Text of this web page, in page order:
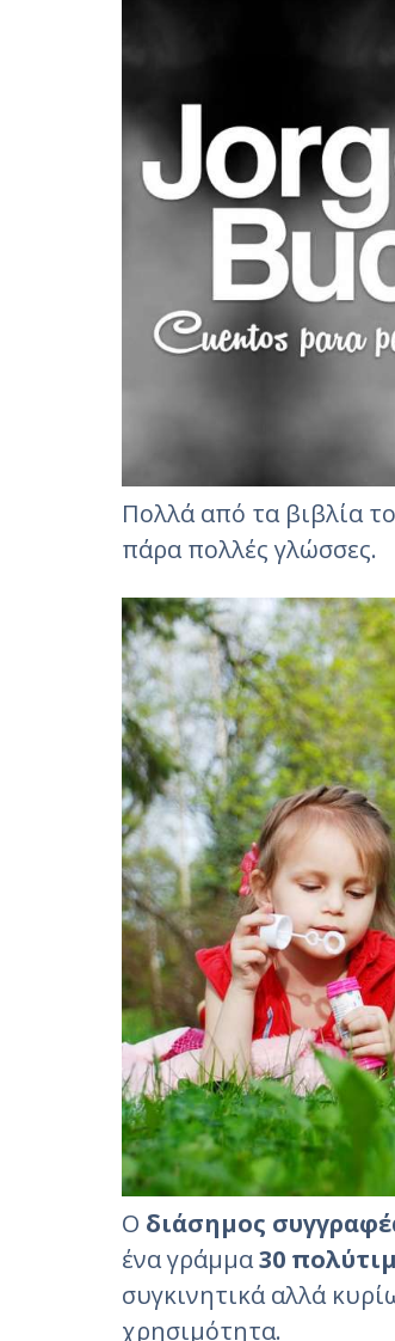
Πολλά από τα βιβλία
πάρα πολλές γλώσσες.
Ο διάσημος
ένα γράμμα30
συγκινητικά αλλά
χρησιμότητα.